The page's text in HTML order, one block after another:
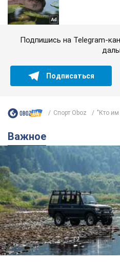
Подпишись на Telegram-
Подписаться
Спорт Oboz "Кто им
Важное